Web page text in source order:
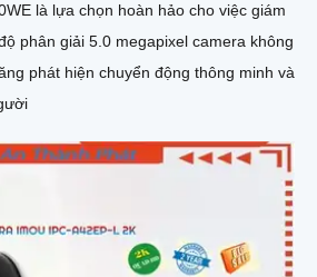
là lựa chọn hoàn hảo cho việc giám
phân giải 5.0 megapixel camera không
phát hiện chuyển động thông minh và